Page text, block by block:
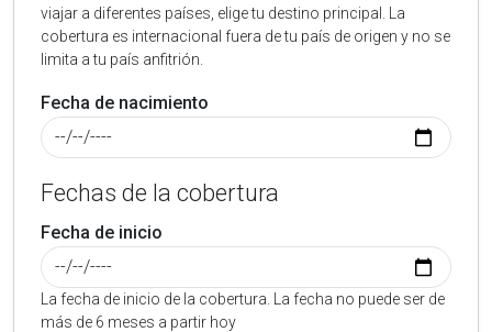
viajar a diferentes países, elige tu destino principal. La
cobertura es internacional fuera de tu país de origen y no se
limita a tu país anfitrión.
Fecha de nacimiento
Fechas de la cobertura
Fecha de inicio
La fecha de inicio de la cobertura. La fecha no puede ser de
más de 6 meses a partir hoy